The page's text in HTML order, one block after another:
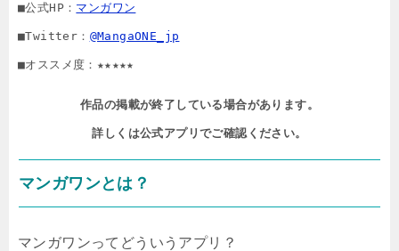
■公式HP： マンガワン
■Twitter： @MangaONE_jp
■オススメ度：★★★★★
作品の掲載が終了している場合があります。
詳しくは公式アプリでご確認ください。
マンガワンとは？
マンガワンってどういうアプリ？